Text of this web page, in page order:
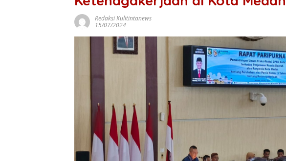
Redaksi Kulitintanews
15/07/2024